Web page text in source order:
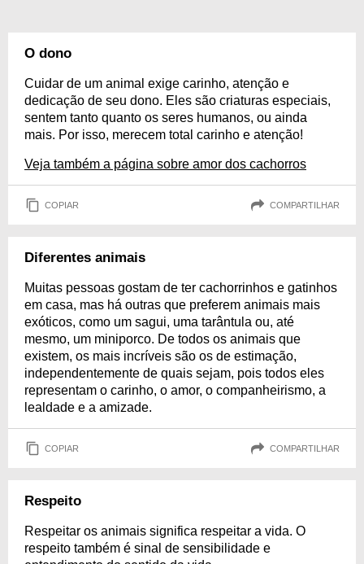
O dono
Cuidar de um animal exige carinho, atenção e
dedicação de seu dono. Eles são criaturas especiais,
sentem tanto quanto os seres humanos, ou ainda
mais. Por isso, merecem total carinho e atenção!
Veja também a página sobre amor dos cachorros
COPIAR COMPARTILHAR
Diferentes animais
Muitas pessoas gostam de ter cachorrinhos e gatinhos
em casa, mas há outras que preferem animais mais
exóticos, como um sagui, uma tarântula ou, até
mesmo, um miniporco. De todos os animais que
existem, os mais incríveis são os de estimação,
independentemente de quais sejam, pois todos eles
representam o carinho, o amor, o companheirismo, a
lealdade e a amizade.
COPIAR COMPARTILHAR
Respeito
Respeitar os animais significa respeitar a vida. O
respeito também é sinal de sensibilidade e